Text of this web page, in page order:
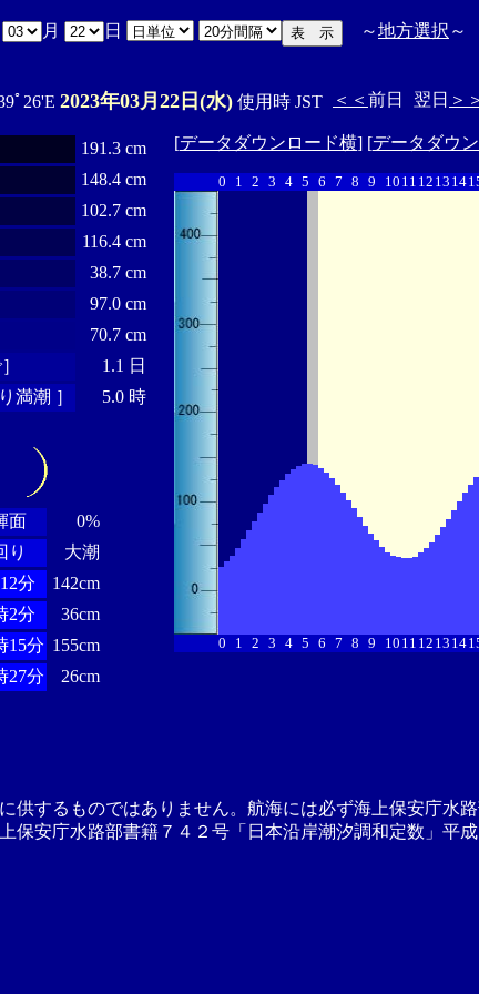
月 日 ～地方選択 ～
ﾟ26'E 2023年03月22日(水) 使用時 JST ＜＜ 前日 翌日 ＞＞
191.3 cm
148.4 cm
102.7 cm
116.4 cm
38.7 cm
97.0 cm
70.7 cm
1.1 日
満潮 ］
5.0 時
面
0%
り
大潮
分
142cm
2分
36cm
15分 155cm
27分
26cm
[データダウンロード横] [データダウ
0 1 2 3 4 5 6 7 8 9 10 11 12 13 14
0 1 2 3 4 5 6 7 8 9 10 11 12 13 14
供するものではありません。航海には必ず海上保安庁水
保安庁水路部書籍７４２号「日本沿岸潮汐調和定数」平